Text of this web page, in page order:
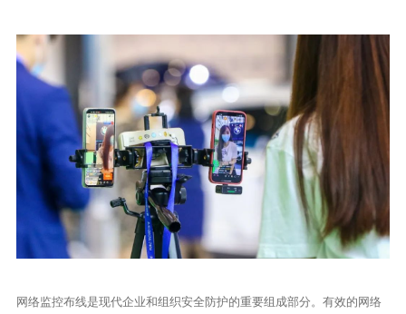
网络监控布线是现代企业和组织安全防护的重要组成部分。有效的网络